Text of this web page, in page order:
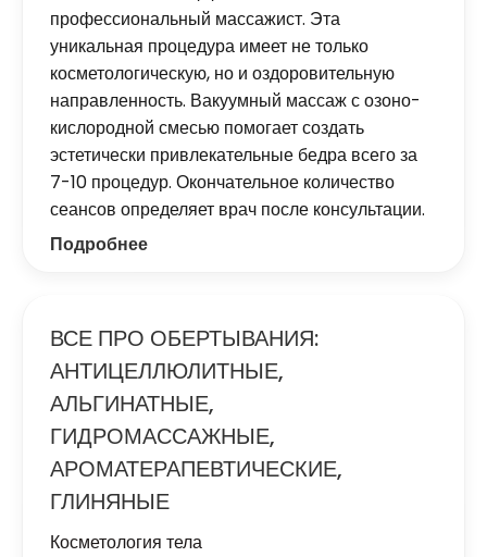
профессиональный массажист. Эта
уникальная процедура имеет не только
косметологическую, но и оздоровительную
направленность. Вакуумный массаж с озоно-
кислородной смесью помогает создать
эстетически привлекательные бедра всего за
7-10 процедур. Окончательное количество
сеансов определяет врач после консультации.
Подробнее
ВСЕ ПРО ОБЕРТЫВАНИЯ:
АНТИЦЕЛЛЮЛИТНЫЕ,
АЛЬГИНАТНЫЕ,
ГИДРОМАССАЖНЫЕ,
АРОМАТЕРАПЕВТИЧЕСКИЕ,
ГЛИНЯНЫЕ
Косметология тела